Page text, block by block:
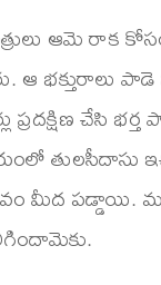
ఆమె రాక
ఆ భక్తురాలు
ప్రదక్షిణ చేసి
తులసీదాసు
మీద పడ్డాయి.